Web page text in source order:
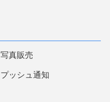
写真販売
プッシュ通知